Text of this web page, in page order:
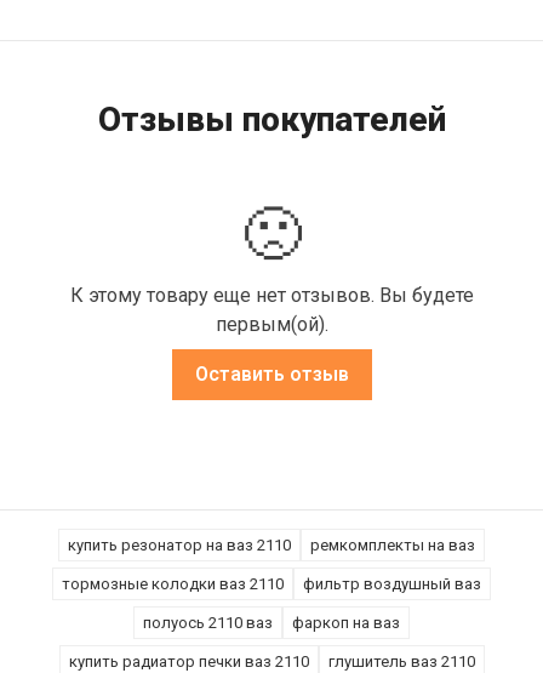
Отзывы покупателей
🙁
К этому товару еще нет отзывов. Вы будете
первым(ой).
Оставить отзыв
купить резонатор на ваз 2110 ремкомплекты на ваз
тормозные колодки ваз 2110 фильтр воздушный ваз
полуось 2110 ваз фаркоп на ваз
купить радиатор печки ваз 2110 глушитель ваз 2110